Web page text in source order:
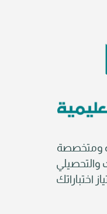
ومتخصصة
والتحصيلي
اختباراتك